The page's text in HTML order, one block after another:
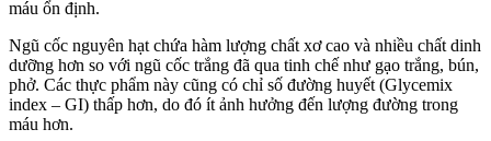
máu ổn định.
Ngũ cốc nguyên hạt chứa hàm lượng chất xơ cao và nhiều chất dinh
dưỡng hơn so với ngũ cốc trắng đã qua tinh chế như gạo trắng, bún,
phở. Các thực phẩm này cũng có chỉ số đường huyết (Glycemix
index – GI) thấp hơn, do đó ít ảnh hưởng đến lượng đường trong
máu hơn.